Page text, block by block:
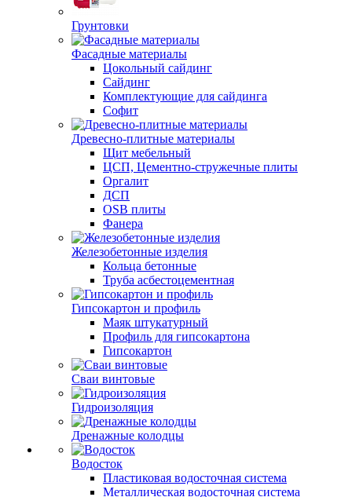
Грунтовки
Фасадные материалы
Цокольный сайдинг
Сайдинг
Комплектующие для сайдинга
Софит
Древесно-плитные материалы
Щит мебельный
ЦСП, Цементно-стружечные плиты
Оргалит
ДСП
OSB плиты
Фанера
Железобетонные изделия
Кольца бетонные
Труба асбестоцементная
Гипсокартон и профиль
Маяк штукатурный
Профиль для гипсокартона
Гипсокартон
Сваи винтовые
Гидроизоляция
Дренажные колодцы
Водосток
Пластиковая водосточная система
Металлическая водосточная система